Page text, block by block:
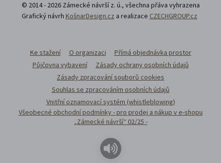
© 2014 - 2026 Zámecké návrší z. ú., všechna přáva vyhrazena
Grafický návrh KošnarDesign.cz a realizace CZECHGROUP.cz
Ke stažení O organizaci
Přímá objednávka prostor
Půjčovna vybavení
Zásady ochrany osobních údajů
Zásady zpracování souborů cookies
Souhlas se zpracováním osobních údajů
Vnitřní oznamovací systém (whistleblowing)
Všeobecné obchodní podmínky - pro prodej a nákup v e-shopu
„Zámecké návrší“ 02/25 -